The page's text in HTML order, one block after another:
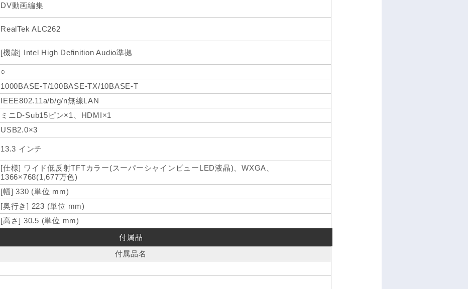
DV動画編集
RealTek ALC262
[機能] Intel High Definition Audio準拠
○
1000BASE-T/100BASE-TX/10BASE-T
IEEE802.11a/b/g/n無線LAN
ミニD-Sub15ピン×1、HDMI×1
USB2.0×3
13.3 インチ
[仕様] ワイド低反射TFTカラー(スーパーシャインビューLED液晶)、WXGA、
1366×768(1,677万色)
[幅] 330 (単位 mm)
[奥行き] 223 (単位 mm)
[高さ] 30.5 (単位 mm)
付属品
付属品名